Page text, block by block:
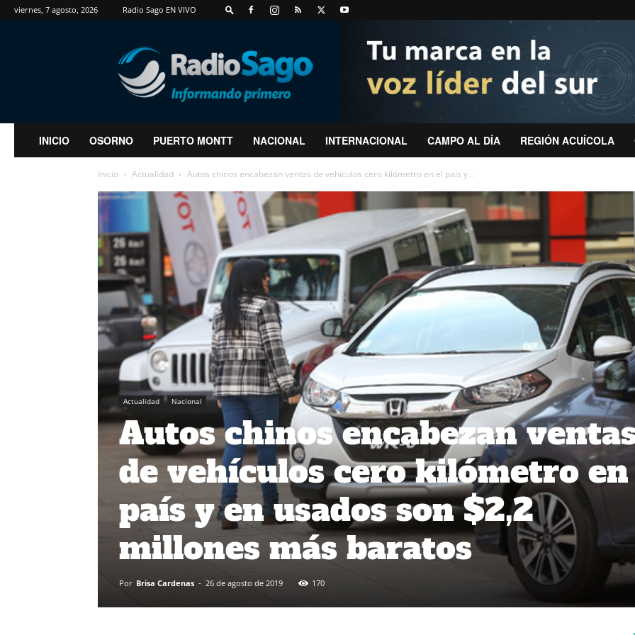
viernes, 7 agosto, 2026 Radio Sago EN VIVO
RadioSago
INICIO OSORNO PUERTO MONTT NACIONAL INTERNACIONAL CAMPO AL DÍA REGIÓN ACUÍCOLA
Inicio Actualidad Autos chinos encabezan ventas de vehículos cero kilómetro en el país y...
Actualidad Nacional
Autos chinos encabezan
de vehículos cero kilómetro
país y en usados son $2,2
millones más baratos
Por Brisa Cardenas - 26 de agosto de 2019 170